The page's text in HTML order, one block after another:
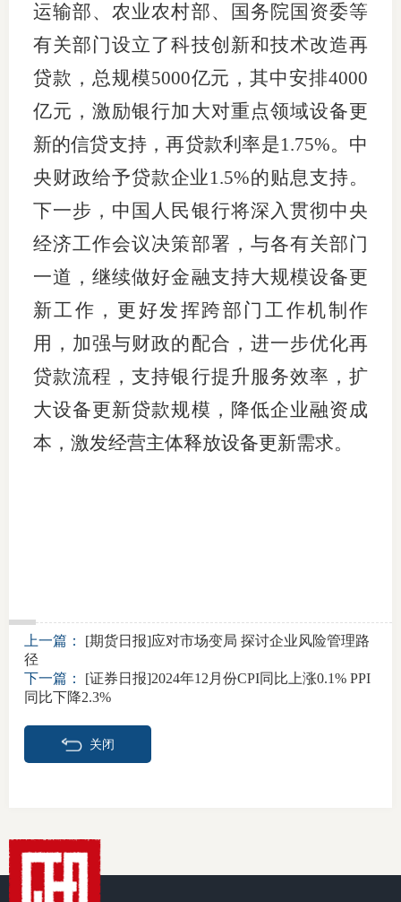
运输部、农业农村部、国务院国资委等
有关部门设立了科技创新和技术改造再
贷款，总规模5000亿元，其中安排4000
亿元，激励银行加大对重点领域设备更
新的信贷支持，再贷款利率是1.75%。中
央财政给予贷款企业1.5%的贴息支持。
下一步，中国人民银行将深入贯彻中央
经济工作会议决策部署，与各有关部门
一道，继续做好金融支持大规模设备更
新工作，更好发挥跨部门工作机制作
用，加强与财政的配合，进一步优化再
贷款流程，支持银行提升服务效率，扩
大设备更新贷款规模，降低企业融资成
本，激发经营主体释放设备更新需求。
上一篇：
[期货日报]应对市场变局 探讨企业风险管理路
径
下一篇：
[证券日报]2024年12月份CPI同比上涨0.1% PPI
同比下降2.3%
关闭